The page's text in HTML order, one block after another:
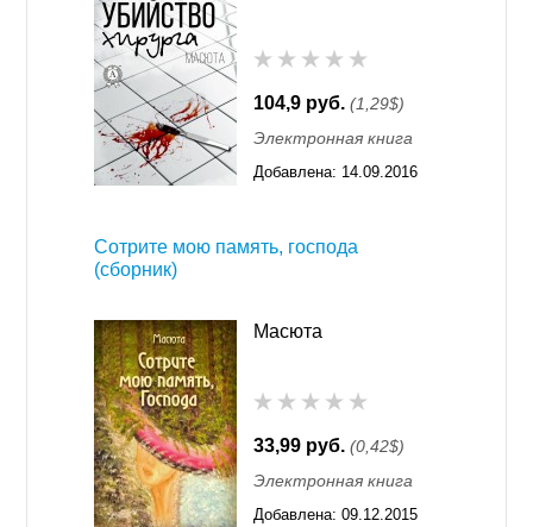
104,9 руб. (1,29$)
Электронная книга
Добавлена: 14.09.2016
Сотрите мою память, господа
(сборник)
Масюта
33,99 руб. (0,42$)
Электронная книга
Добавлена: 09.12.2015